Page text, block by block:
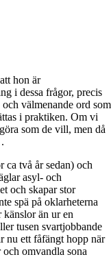
hon är
i dessa frågor, precis
välmenande ord som
i praktiken. Om vi
som de vill, men då
ca två år sedan) och
asyl- och
och skapar stor
spä på oklarheterna
känslor än ur en
tusen svartjobbande
nu ett fåfängt hopp när
och omvandla sona